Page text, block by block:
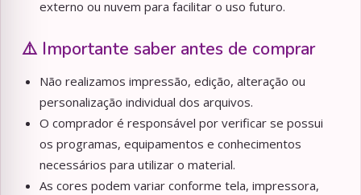
externo ou nuvem para facilitar o uso futuro.
⚠️ Importante saber antes de comprar
Não realizamos impressão, edição, alteração ou
personalização individual dos arquivos.
O comprador é responsável por verificar se possui
os programas, equipamentos e conhecimentos
necessários para utilizar o material.
As cores podem variar conforme tela, impressora,